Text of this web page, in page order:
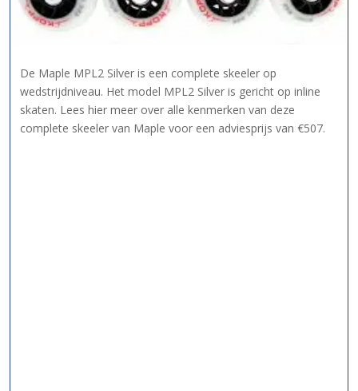
De Maple MPL2 Silver is een complete skeeler op
wedstrijdniveau. Het model MPL2 Silver is gericht op inline
skaten. Lees hier meer over alle kenmerken van deze
complete skeeler van Maple voor een adviesprijs van €507.